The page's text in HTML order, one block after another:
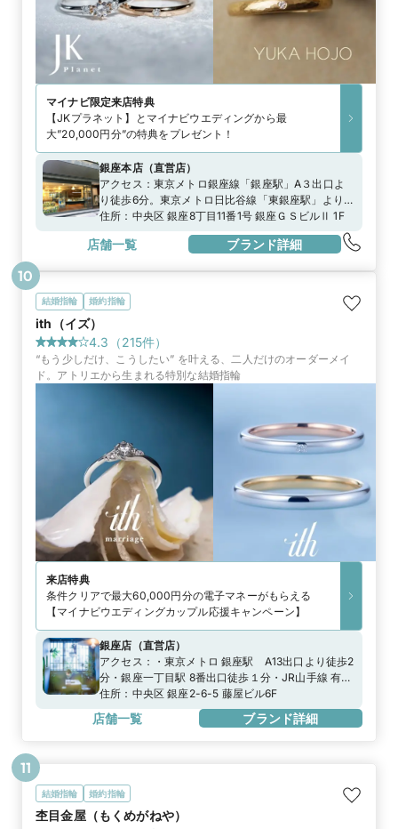
マイナビ限定来店特典
【JKプラネット】とマイナビウエディングから最
大”20,000円分”の特典をプレゼント！
銀座本店（直営店）
アクセス： 東京メトロ銀座線「銀座駅」A３出口よ
り徒歩6分。東京メトロ日比谷線「東銀座駅」より徒
歩6分。JR山手線「新橋駅」より徒歩7分。
住所： 中央区 銀座8丁目11番1号 銀座ＧＳビルⅡ 1F
店舗一覧 ブランド詳細
結婚指輪 婚約指輪
ith（イズ）
4.3 （215件）
“もう少しだけ、こうしたい” を叶える、二人だけのオーダーメイ
ド。アトリエから生まれる特別な結婚指輪
来店特典
条件クリアで最大60,000円分の電子マネーがもらえる
【マイナビウエディングカップル応援キャンペーン】
銀座店 （直営店）
アクセス：
・東京メトロ 銀座駅 A13出口より徒歩2
分・銀座一丁目駅 8番出口徒歩１分・JR山手線 有楽
町駅 徒歩5分※専用駐車場がございません。近隣の
コインパーキングをご利用ください。
住所： 中央区 銀座2-6-5 藤屋ビル6F
店舗一覧 ブランド詳細
10
結婚指輪 婚約指輪
杢目金屋（もくめがねや）
11